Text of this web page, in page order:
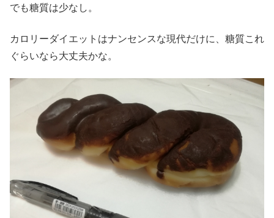
でも糖質は少なし。
カロリーダイエットはナンセンスな現代だけに、糖質これ
ぐらいなら大丈夫かな。